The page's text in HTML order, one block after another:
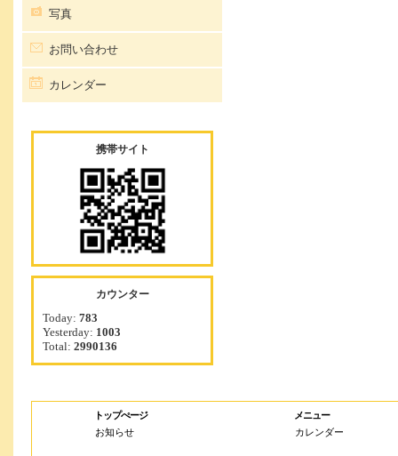
写真
お問い合わせ
カレンダー
携帯サイト
カウンター
Today: 783
Yesterday: 1003
Total: 2990136
トップぺージ
お知らせ
メニュー
カレンダー